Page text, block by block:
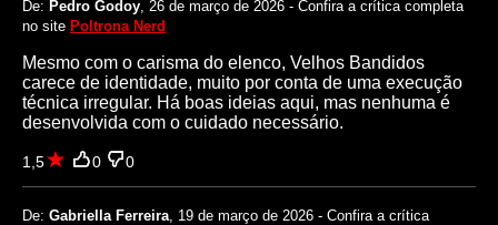
De: Pedro Godoy , 26 de março de 2026 - Confira a crítica completa
no site Poltrona Nerd
Mesmo com o carisma do elenco, Velhos Bandidos
carece de identidade, muito por conta de uma execução
técnica irregular. Há boas ideias aqui, mas nenhuma é
desenvolvida com o cuidado necessário.
1,5 0 0
De: Gabriella Ferreira , 19 de março de 2026 - Confira a crítica